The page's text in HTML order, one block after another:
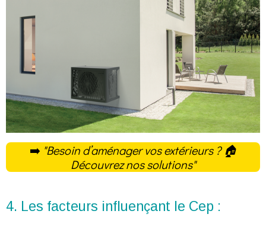
➡️ "Besoin d’aménager vos extérieurs ?🏠
Découvrez nos solutions"
4. Les facteurs influençant le Cep :